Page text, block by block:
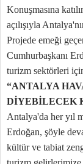
Konuşmasına
açılışıyla
Projede emeği
Cumhurbaşkanı
turizm sektörleri
“ANTALYA
DİYEBİLECEK
Antalya'da her yıl
Erdoğan, şöyle
kültür ve tabiat